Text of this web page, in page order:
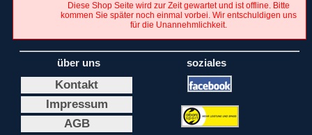
Diese Shop Seite wird zur Zeit gewartet und ist offline. Bitte
kommen Sie später noch einmal vorbei. Wir entschuldigen uns
für die Unannehmlichkeit.
über uns
Kontakt
Impressum
AGB
soziales